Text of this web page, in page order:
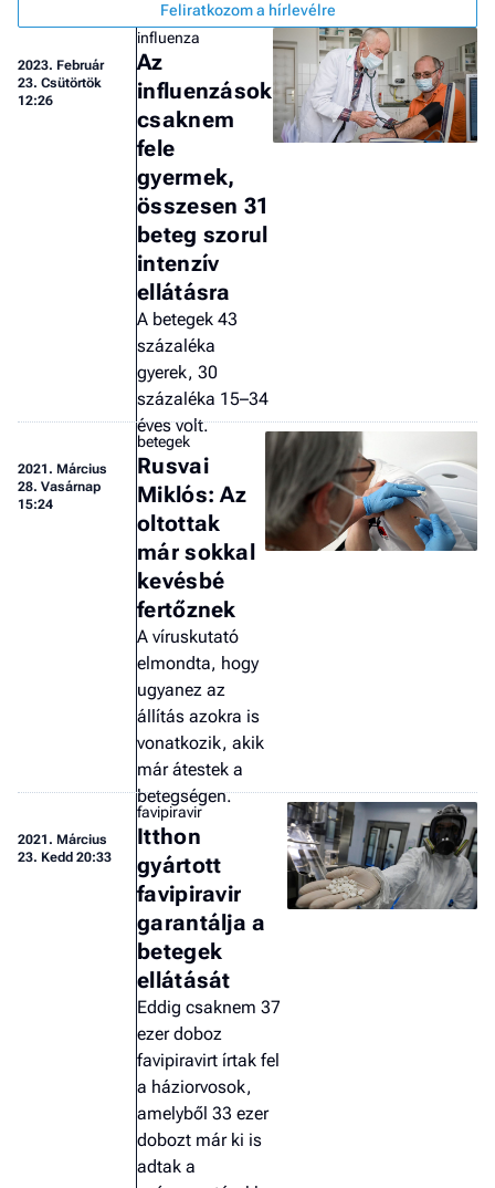
-
Feliratkozom a hírlevélre
2023. Február
23. Csütörtök
12:26
influenza
Az
influenzások
csaknem
fele
gyermek,
összesen 31
beteg szorul
intenzív
ellátásra
A betegek 43
százaléka
gyerek, 30
százaléka 15–34
éves volt.
2021. Március
28. Vasárnap
15:24
betegek
Rusvai
Miklós: Az
oltottak
már sokkal
kevésbé
fertőznek
A víruskutató
elmondta, hogy
ugyanez az
állítás azokra is
vonatkozik, akik
már átestek a
betegségen.
2021. Március
23. Kedd 20:33
favipiravir
Itthon
gyártott
favipiravir
garantálja a
betegek
ellátását
Eddig csaknem 37
ezer doboz
favipiravirt írtak fel
a háziorvosok,
amelyből 33 ezer
dobozt már ki is
adtak a